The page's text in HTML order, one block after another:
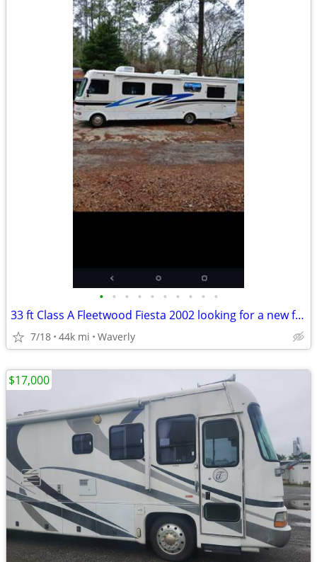
• • • • • • • • • •
33 ft Class A Fleetwood Fiesta 2002 looking for a new family
7/18 44k mi Waverly
$17,000